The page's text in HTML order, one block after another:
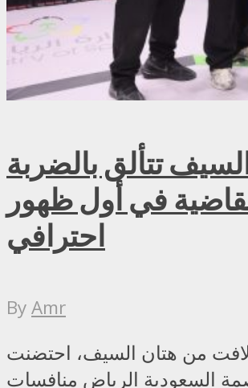
تتألق بالضربة
في أول ظهور
احترافي
ByAmr
لافت من هتان السيف، احتضنت